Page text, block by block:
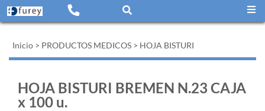
Inicio > PRODUCTOS MEDICOS > HOJA BISTURI
HOJA BISTURI BREMEN N.23 CAJA
x 100 u.